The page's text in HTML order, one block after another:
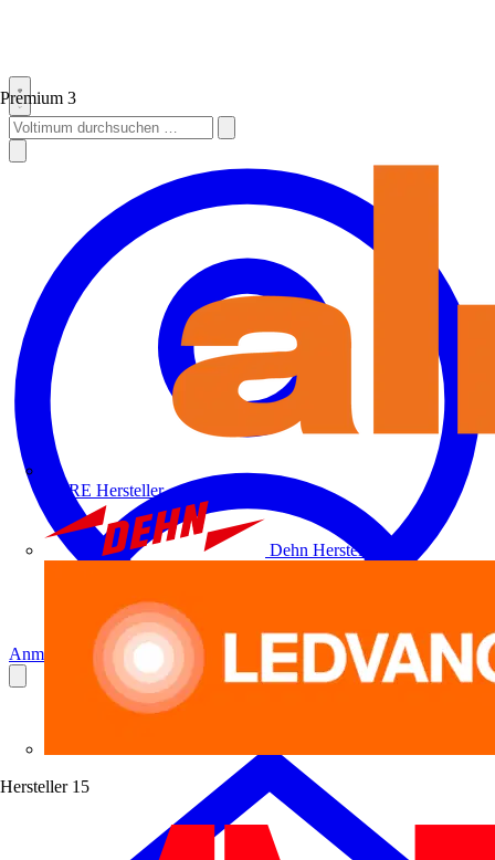
Premium 3
ALRE Hersteller
Dehn Hersteller
Hersteller 15
Anmelden Registrierung